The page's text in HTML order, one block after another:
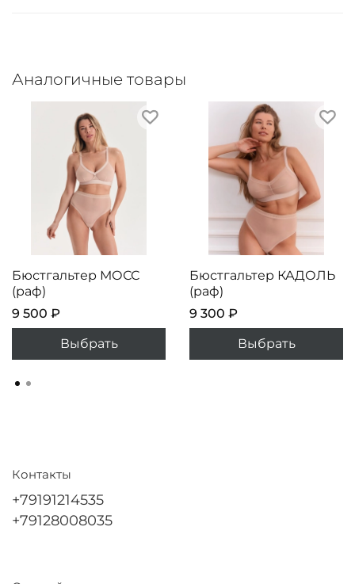
Аналогичные товары
Бюстгальтер МОСС
(раф)
9 500 ₽
Выбрать
Бюстгальтер КАДОЛЬ
(раф)
9 300 ₽
Выбрать
Контакты
+79191214535
+79128008035